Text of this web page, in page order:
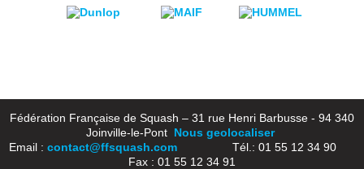
Fédération Française de Squash – 31 rue Henri Barbusse - 94 340
Joinville-le-Pont Nous geolocaliser
Email : contact@ffsquash.comTél.: 01 55 12 34 90
Fax : 01 55 12 34 91